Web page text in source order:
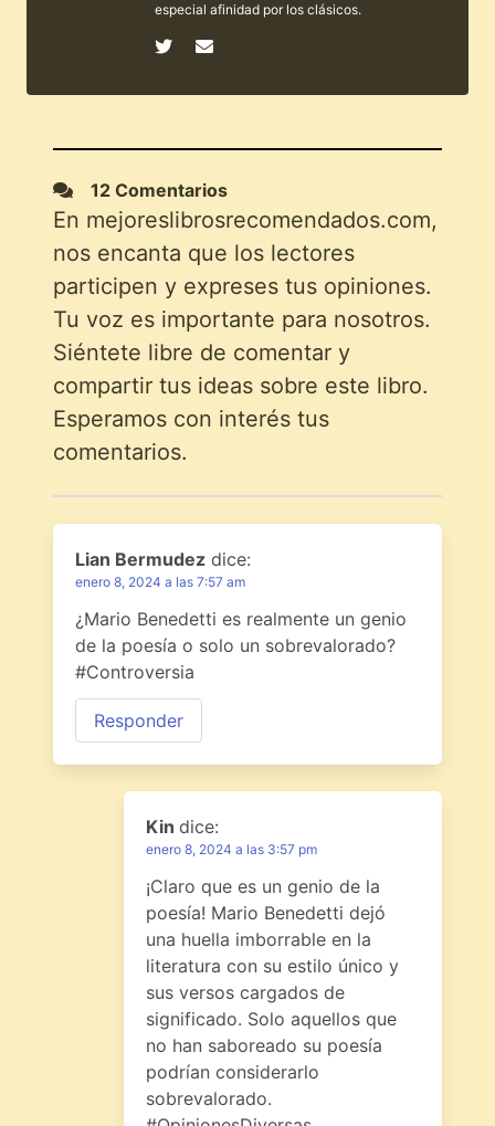
especial afinidad por los clásicos.
12 Comentarios
En mejoreslibrosrecomendados.com,
nos encanta que los lectores
participen y expreses tus opiniones.
Tu voz es importante para nosotros.
Siéntete libre de comentar y
compartir tus ideas sobre este libro.
Esperamos con interés tus
comentarios.
Lian Bermudez dice:
enero 8, 2024 a las 7:57 am
¿Mario Benedetti es realmente un genio
de la poesía o solo un sobrevalorado?
#Controversia
Responder
Kin dice:
enero 8, 2024 a las 3:57 pm
¡Claro que es un genio de la
poesía! Mario Benedetti dejó
una huella imborrable en la
literatura con su estilo único y
sus versos cargados de
significado. Solo aquellos que
no han saboreado su poesía
podrían considerarlo
sobrevalorado.